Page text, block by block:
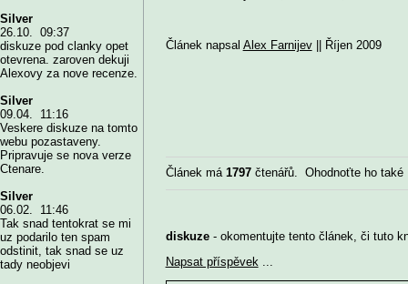
Článek napsal Alex Farnijev|| Říjen 2009
Článek má 1797čtenářů. Ohodnoťte ho
diskuze- okomentujte tento článek, či tuto
Napsat příspěvek...
Silver
26.10. 09:37
diskuze pod clanky opet
otevrena. zaroven dekuji
Alexovy za nove recenze.
Silver
09.04. 11:16
Veskere diskuze na tomto
webu pozastaveny.
Pripravuje se nova verze
Ctenare.
Silver
06.02. 11:46
Tak snad tentokrat se mi
uz podarilo ten spam
odstinit, tak snad se uz
tady neobjevi